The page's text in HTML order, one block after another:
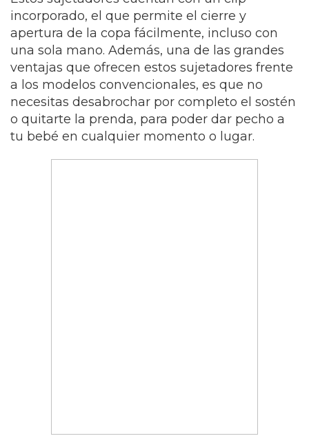
incorporado, el que permite el cierre y
apertura de la copa fácilmente, incluso con
una sola mano. Además, una de las grandes
ventajas que ofrecen estos sujetadores frente
a los modelos convencionales, es que no
necesitas desabrochar por completo el sostén
o quitarte la prenda, para poder dar pecho a
tu bebé en cualquier momento o lugar.